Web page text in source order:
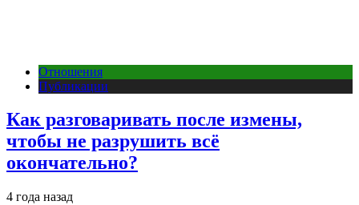
Отношения
Публикации
Как разговаривать после измены,
чтобы не разрушить всё
окончательно?
4 года назад